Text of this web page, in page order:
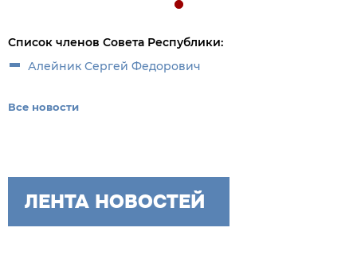
Список членов Совета Республики:
Алейник Сергей Федорович
Все новости
ЛЕНТА НОВОСТЕЙ